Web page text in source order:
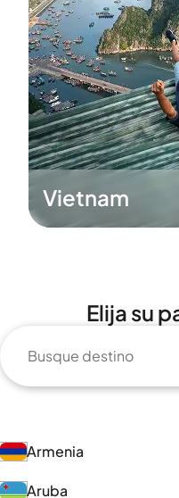
Vietnam
Elija su
Armenia
Aruba